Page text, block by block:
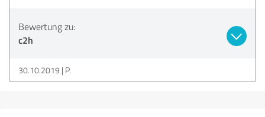
Bewertung zu:
c2h
30.10.2019 P.